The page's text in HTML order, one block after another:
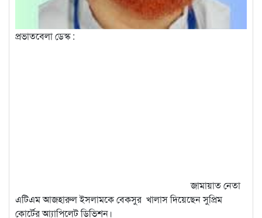
প্রভাতবেলা ডেস্ক :
জামায়াত নেতা
এটিএম আজহারুল ইসলামকে বেকসুর খালাস দিয়েছেন সুপ্রিম
কোর্টের আ্যাপিলেট ডিভিশন।